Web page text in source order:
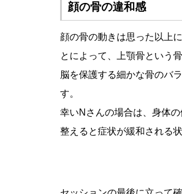
顔の骨の違和感
顔の骨の動きは思った以上
とによって、上顎骨という
脳を保護する細かな骨のバ
す。
幸いNさんの場合は、身体
整えると症状が緩和される状